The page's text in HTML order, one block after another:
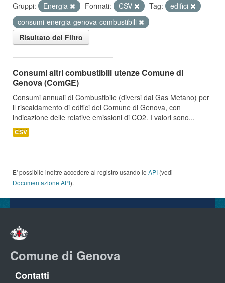
Gruppi:
Energia Formati: CSV Tag:
edifici
consumi-energia-genova-combustibili
Risultato del Filtro
Consumi altri combustibili utenze Comune di
Genova (ComGE)
Consumi annuali di Combustibile (diversi dal Gas Metano) per
il riscaldamento di edifici del Comune di Genova, con
indicazione delle relative emissioni di CO2. I valori sono...
CSV
E' possibile inoltre accedere al registro usando le API (vedi
Documentazione API).
Comune di Genova
Contatti